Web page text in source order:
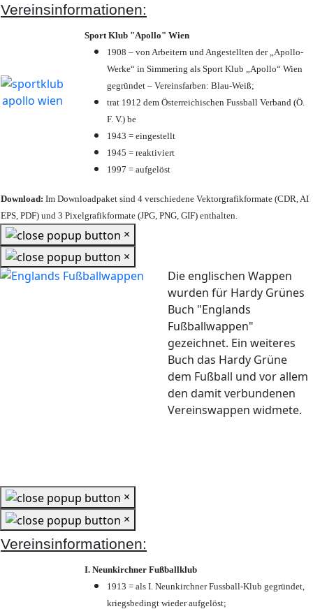
Vereinsinformationen:
Sport Klub "Apollo" Wien
1908 – von Arbeitern und Angestellten der „Apollo-
Werke“ in Simmering als Sport Klub „Apollo“ Wien
gegründet – Vereinsfarben: Blau-Weiß;
trat 1912 dem Österreichischen Fussball Verband (Ö.
F. V.) be
1943 = eingestellt
1945 = reaktiviert
1997 = aufgelöst
Download: Im Downloadpaket sind 4 verschiedene Vektorgrafikformate (CDR, AI
EPS, PDF) und 3 Pixelgrafikformate (JPG, PNG, GIF) enthalten.
×
×
Die englischen Wappen
wurden für Hardy Grünes
Buch "Englands
Fußballwappen"
gezeichnet. Ein weiteres
Buch das Hardy Grüne
dem Fußball und vor allem
den damit verbundenen
Vereinswappen widmete.
×
×
Vereinsinformationen:
I. Neunkirchner Fußballklub
1913 = als I. Neunkirchner Fussball-Klub gegründet,
kriegsbedingt wieder aufgelöst;